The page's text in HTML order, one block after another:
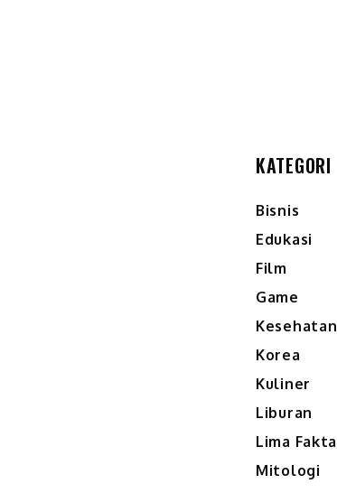
KATEGORI
Bisnis
Edukasi
Film
Game
Kesehatan
Korea
Kuliner
Liburan
Lima Fakta
Mitologi